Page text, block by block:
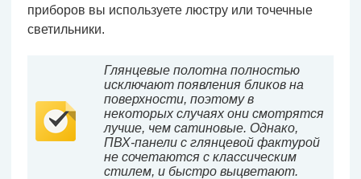
приборов вы используете люстру или точечные
светильники.
Глянцевые полотна полностью
исключают появления бликов на
поверхности, поэтому в
некоторых случаях они смотрятся
лучше, чем сатиновые. Однако,
ПВХ-панели с глянцевой фактурой
не сочетаются с классическим
стилем, и быстро выцветают.